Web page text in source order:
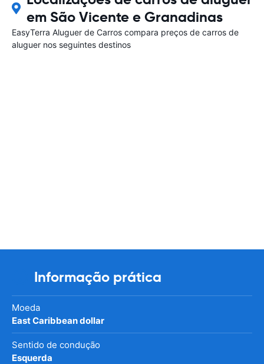
em São Vicente e Granadinas
EasyTerra Aluguer de Carros compara preços de carros de
aluguer nos seguintes destinos
Informação prática
Moeda
East Caribbean dollar
Sentido de condução
Esquerda